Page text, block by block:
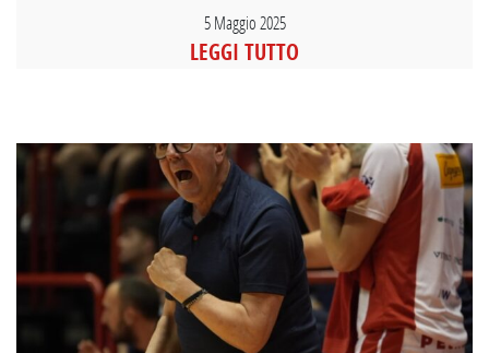
5 Maggio 2025
LEGGI TUTTO